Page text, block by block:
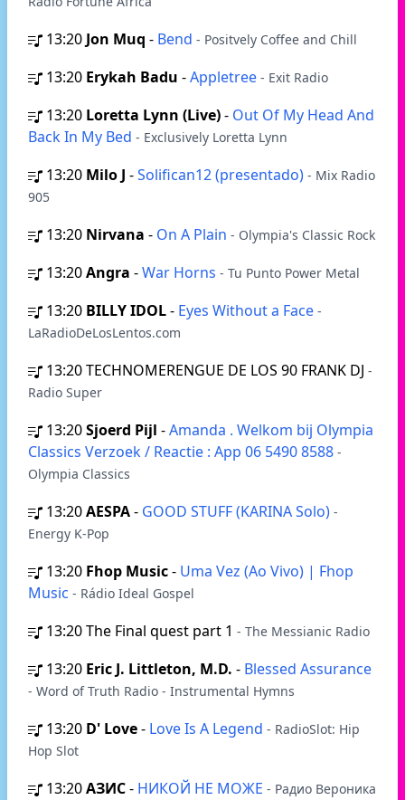
13:20 Jon Muq - Bend - Positvely Coffee and Chill
13:20 Erykah Badu -Appletree - Exit Radio
13:20 Loretta Lynn (Live)- Out Of My Head And
Back In My Bed - Exclusively Loretta Lynn
13:20 Milo J -Solifican12 (presentado) - Mix Radio
905
13:20 Nirvana - On A Plain - Olympia's Classic Rock
13:20Angra -War Horns - Tu Punto Power Metal
13:20 BILLY IDOL- Eyes Without a Face -
LaRadioDeLosLentos.com
13:20TECHNOMERENGUE DE LOS 90 FRANK DJ -
Radio Super
13:20Sjoerd Pijl -Amanda . Welkom bij Olympia
Classics Verzoek / Reactie : App 06 5490 8588 -
Olympia Classics
13:20AESPA- GOOD STUFF (KARINA Solo) -
Energy K-Pop
13:20 Fhop Music- Uma Vez (Ao Vivo) | Fhop
Music - Rádio Ideal Gospel
13:20The Final quest part 1 - The Messianic Radio
13:20 Eric J. Littleton, M.D. - Blessed Assurance
- Word of Truth Radio - Instrumental Hymns
13:20 D' Love- Love Is A Legend - RadioSlot: Hip
Hop Slot
13:20АЗИС- НИКОЙ НЕ МОЖЕ - Радио Вероника